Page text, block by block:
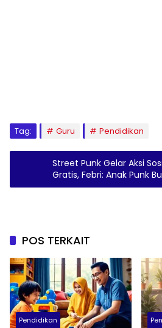
Tag: Guru Pendidikan
Street Punk Gelar Aksi
Gratis, Febri: Anak Punk
Jahat
POS TERKAIT
Pendidikan